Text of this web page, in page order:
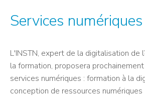
Services numériques
L'INSTN, expert de la digitalisation de
la formation, proposera
services numériques : formation à la
conception de ressources numériques